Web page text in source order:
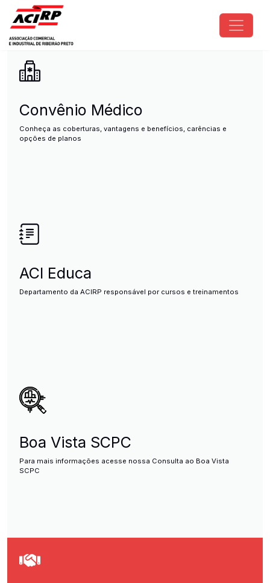
Pular para o conteúdo principal
ACIRP - Associação Comercial
Convênio Médico
Conheça as coberturas, vantagens e benefícios, carências e
opções de planos
ACI Educa
Departamento da ACIRP responsável por cursos e treinamentos
Boa Vista SCPC
Para mais informações acesse nossa Consulta ao Boa Vista
SCPC